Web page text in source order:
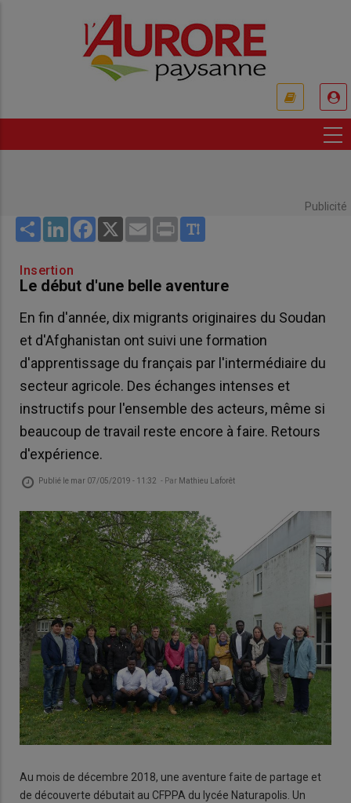
Publicité
Share LinkedInFacebook
X Email Print
Insertion
Le début d'une belle aventure
En fin d'année, dix migrants originaires du Soudan
et d'Afghanistan ont suivi une formation
d'apprentissage du français par l'intermédiaire du
secteur agricole. Des échanges intenses et
instructifs pour l'ensemble des acteurs, même si
beaucoup de travail reste encore à faire. Retours
d'expérience.
Publié le mar 07/05/2019 - 11:32 - Par Mathieu Laforêt
Au mois de décembre 2018, une aventure faite de partage et
de décou­verte débutait au CFPPA du lycée Naturapolis. Un